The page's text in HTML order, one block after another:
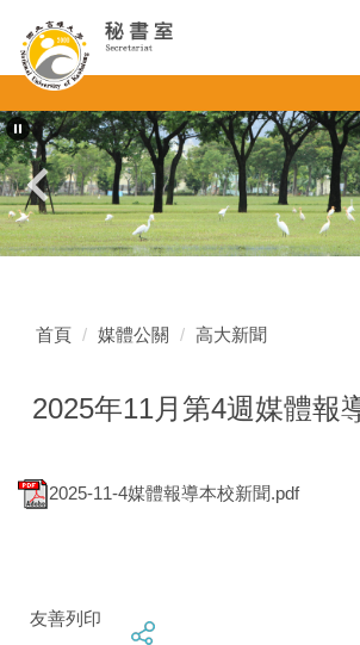
到
主
內
容
區
首頁 媒體公關 高大新聞
2025年11月第4週媒體報
2025-11-4媒體報導本校新聞.pdf
友善列印